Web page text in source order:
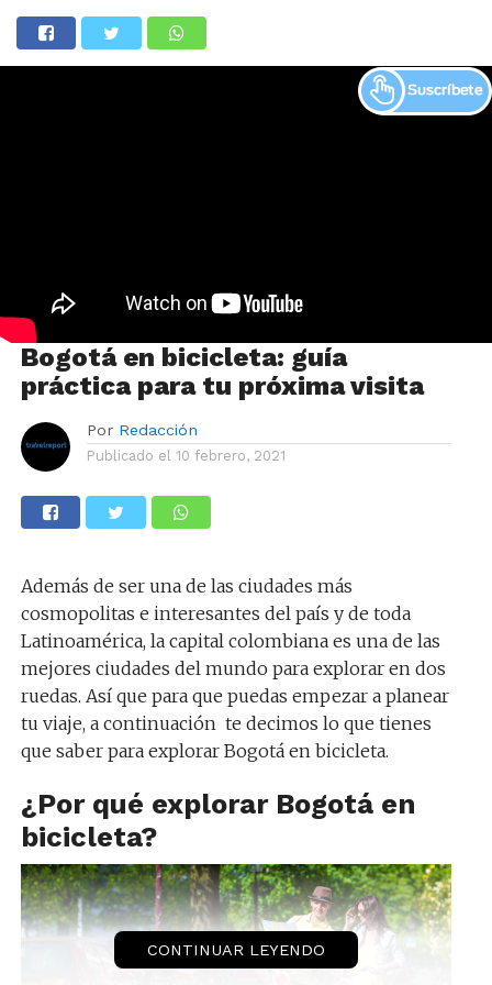
Bogotá en bicicleta: guía
práctica para tu próxima visita
Por Redacción
Publicado el 10 febrero, 2021
Además de ser una de las ciudades más
cosmopolitas e interesantes del país y de toda
Latinoamérica, la capital colombiana es una de las
mejores ciudades del mundo para explorar en dos
ruedas. Así que para que puedas empezar a planear
tu viaje, a continuación te decimos lo que tienes
que saber para explorar Bogotá en bicicleta.
¿Por qué explorar Bogotá en
bicicleta?
CONTINUAR LEYENDO